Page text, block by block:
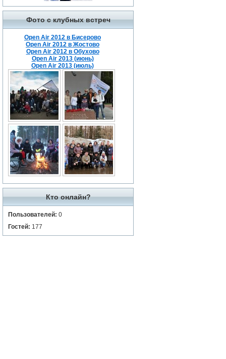
Фото с клубных встреч
Open Air 2012 в Бисерово
Open Air 2012 в Жостово
Open Air 2012 в Обухово
Open Air 2013 (июнь)
Open Air 2013 (июль)
Кто онлайн?
Пользователей: 0
Гостей: 177